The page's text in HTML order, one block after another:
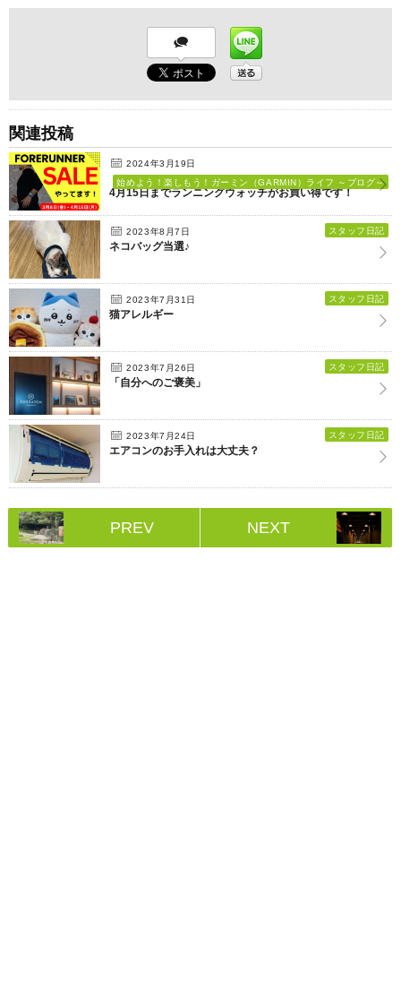
関連投稿
2024年3月19日
始めよう！楽しもう！ガーミン（GARMIN）ライフ ～ブログ～
4月15日までランニングウォッチがお買い得です！
2023年8月7日 スタッフ日記
ネコバッグ当選♪
2023年7月31日 スタッフ日記
猫アレルギー
2023年7月26日 スタッフ日記
「自分へのご褒美」
2023年7月24日 スタッフ日記
エアコンのお手入れは大丈夫？
PREV NEXT